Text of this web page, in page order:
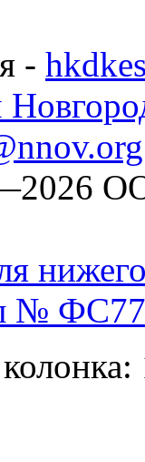
-
ФС77-